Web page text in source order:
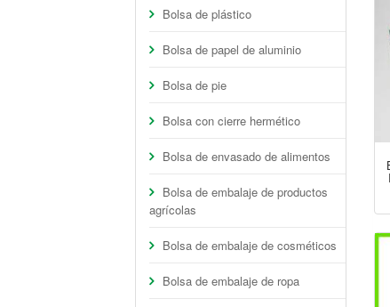
Bolsa de plástico
Bolsa de papel de aluminio
Bolsa de pie
Bolsa con cierre hermético
Bolsa de envasado de alimentos
Bolsa de embalaje de productos
agrícolas
Bolsa de embalaje de cosméticos
Bolsa de embalaje de ropa